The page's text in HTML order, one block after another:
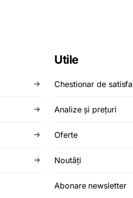
Utile
Chestionar de
Analize şi preţuri
Oferte
Noutăţi
Abonare newsletter